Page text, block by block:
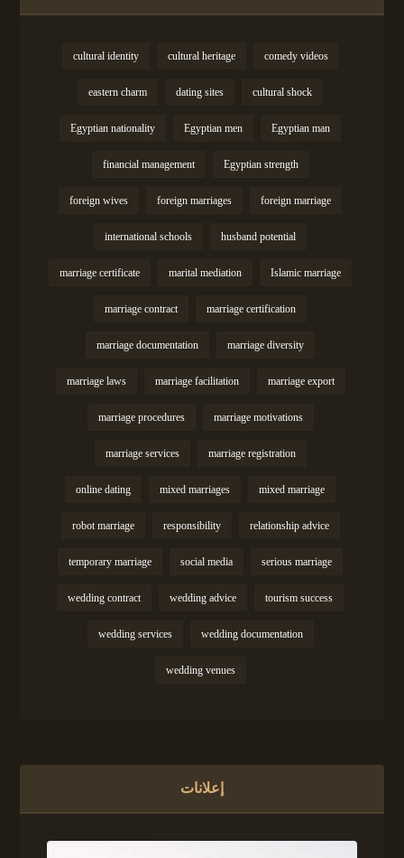
comedy videos
cultural heritage
cultural identity
cultural shock
dating sites
eastern charm
Egyptian man
Egyptian men
Egyptian nationality
Egyptian strength
financial management
foreign marriage
foreign marriages
foreign wives
husband potential
international schools
Islamic marriage
marital mediation
marriage certificate
marriage certification
marriage contract
marriage diversity
marriage documentation
marriage export
marriage facilitation
marriage laws
marriage motivations
marriage procedures
marriage registration
marriage services
mixed marriage
mixed marriages
online dating
relationship advice
responsibility
robot marriage
serious marriage
social media
temporary marriage
tourism success
wedding advice
wedding contract
wedding documentation
wedding services
wedding venues
إعلانات